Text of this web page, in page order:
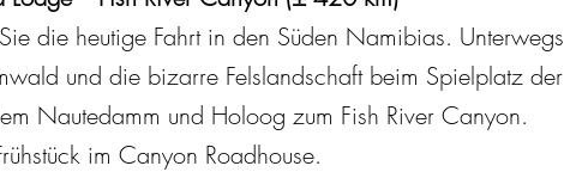
die heutige Fahrt in den Süden Namibias. Unterwegs
und die bizarre Felslandschaft beim Spielplatz der
Nautedamm und Holoog zum Fish River Canyon.
im Canyon Roadhouse.